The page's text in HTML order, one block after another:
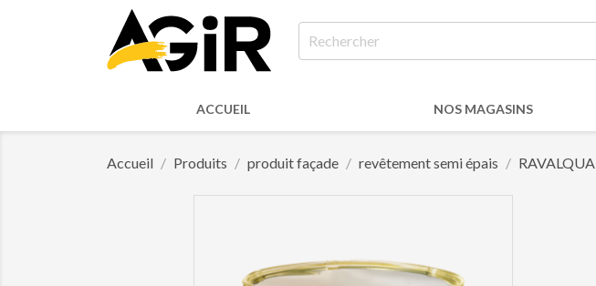
ACCUEIL NOS MAGASINS
Accueil Produits produit façade revêtement semi épais